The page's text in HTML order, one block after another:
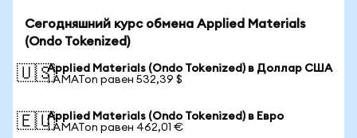
Сегодняшний курс обмена Applied Materials
(Ondo Tokenized)
🇺🇸Applied Materials (Ondo Tokenized) в Доллар США
1 AMATon равен 532,39 $
🇪🇺Applied Materials (Ondo Tokenized) в Евро
1 AMATon равен 462,01 €